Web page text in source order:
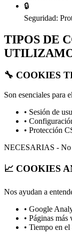
🔒
Seguridad:
TIPOS DE
🔧 COOKIES
Son esenciales para
• Sesión de
•
• Protección
NECESARIAS - No
📈 COOKIES
Nos ayudan a
• Google
• Páginas más
• Tiempo en